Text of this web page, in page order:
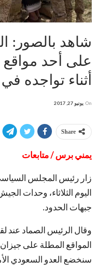
شاهد بالصور:
على أحد
أثناء تواجده
On يونيو 27, 2017
Share
يمني برس / متابعات
زار رئيس المجلس السياسي
اليوم الثلاثاء، وحدات
جبهات الحدود.
وقال الرئيس الصماد عند
المواقع المطلة على
سنخضع العدو السعودي